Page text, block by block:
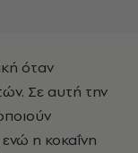
όταν
Σε αυτή την
η κοκαΐνη